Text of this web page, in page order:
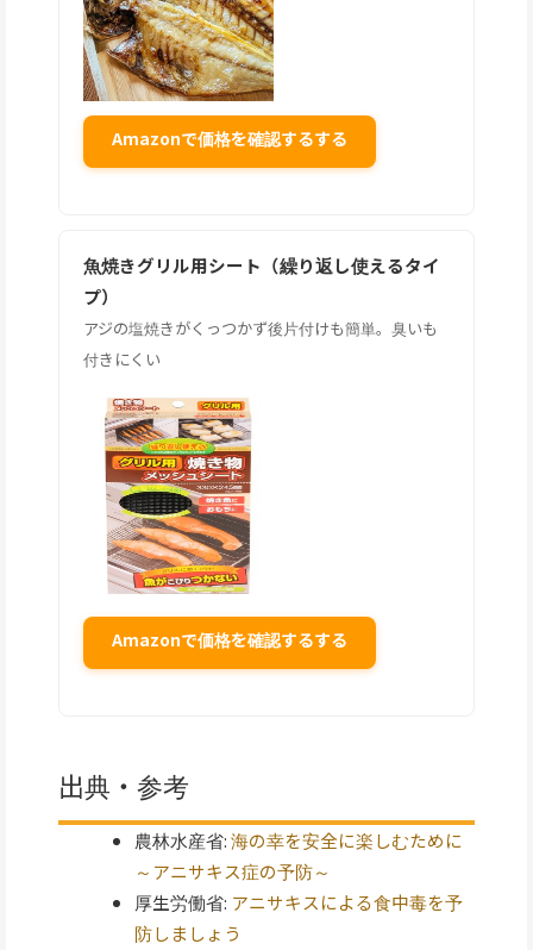
Amazonで価格を確認するする
魚焼きグリル用シート（繰り返し使えるタイ
プ）
アジの塩焼きがくっつかず後片付けも簡単。臭いも
付きにくい
Amazonで価格を確認するする
出典・参考
農林水産省:海の幸を安全に楽しむために
～アニサキス症の予防～
厚生労働省: アニサキスによる食中毒を予
防しましょう